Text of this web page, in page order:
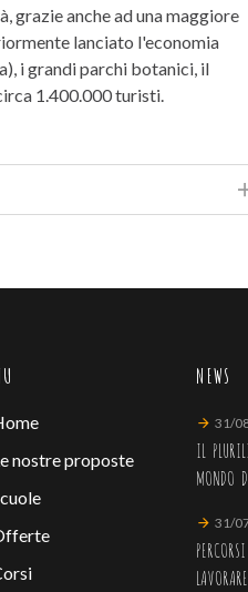
anche ad una maggiore
lanciato l'economia
i grandi parchi botanici, il
1.400.000 turisti.
NEWS
31/
IL
MONDO
31/
nostre proposte